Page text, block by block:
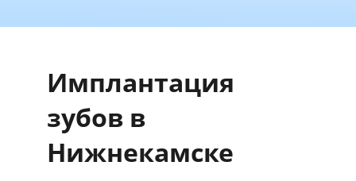
Имплантация
зубов в
Нижнекамске